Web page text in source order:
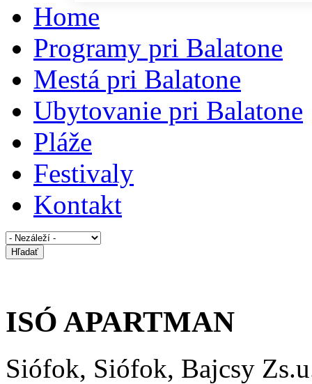
Home
Programy pri Balatone
Mestá pri Balatone
Ubytovanie pri Balatone
Pláže
Festivaly
Kontakt
ISÓ APARTMAN
Siófok, Siófok, Bajcsy